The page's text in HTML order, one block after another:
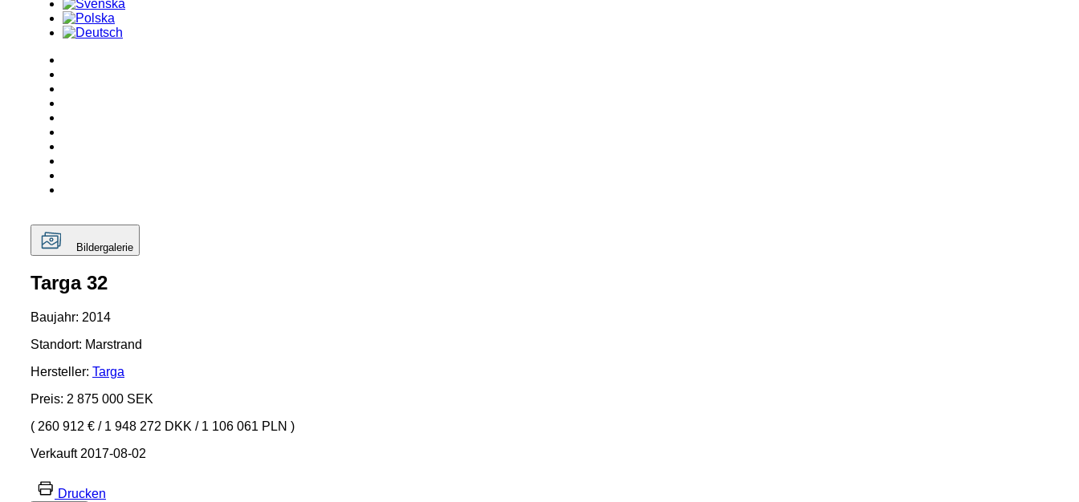
Bildergalerie
Targa 32
Baujahr: 2014
Standort: Marstrand
Hersteller: Targa
Preis: 2 875 000 SEK
( 260 912 € /1 948 272 DKK /1 106 061 PLN )
Verkauft 2017-08-02
Drucken